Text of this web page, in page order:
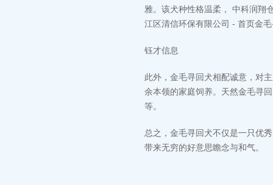
雅。该犬种性格温柔， 中科润翔
江区清信环保有限公司 - 首页金
钰才信息
此外，金毛寻回犬相配诚意，对
余本领的家庭饲养。天然金毛寻
等。
总之，金毛寻回犬不仅是一只优
带来无穷的好意思瞻念与和气。